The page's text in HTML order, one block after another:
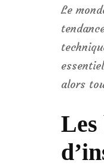
Le
alors
Les